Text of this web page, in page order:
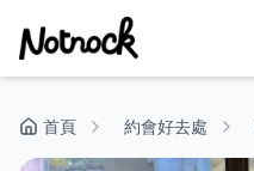
首頁 約會好去處